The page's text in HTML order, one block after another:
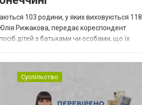
103 родини, у яких виховуються 118
Рижакова, передає кореспондент
дітей з батьками чи особами, що їх
Суспільство